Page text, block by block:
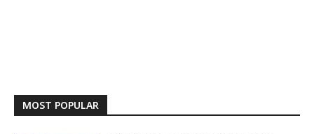
MOST POPULAR